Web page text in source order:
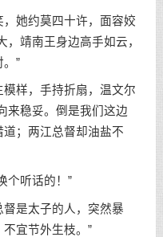
她约莫四十许，面容姣
，靖南王身边高手如云，
”
样，手持折扇，温文尔
来稳妥。倒是我们这边
；两江总督却油盐不
听话的！”
是太子的人，突然暴
宜节外生枝。”